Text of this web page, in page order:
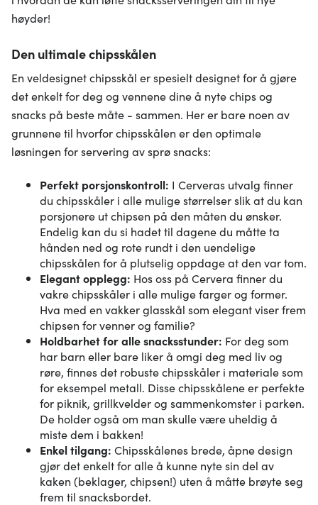
høyder!
Den ultimale chipsskålen
En veldesignet chipsskål er spesielt designet for å gjøre
det enkelt for deg og vennene dine å nyte chips og
snacks på beste måte - sammen. Her er bare noen av
grunnene til hvorfor chipsskålen er den optimale
løsningen for servering av sprø snacks:
Perfekt porsjonskontroll: I Cerveras utvalg finner
du chipsskåler i alle mulige størrelser slik at du kan
porsjonere ut chipsen på den måten du ønsker.
Endelig kan du si hadet til dagene du måtte ta
hånden ned og rote rundt i den uendelige
chipsskålen for å plutselig oppdage at den var tom.
Elegant opplegg: Hos oss på Cervera finner du
vakre chipsskåler i alle mulige farger og former.
Hva med en vakker glasskål som elegant viser frem
chipsen for venner og familie?
Holdbarhet for alle snacksstunder: For deg som
har barn eller bare liker å omgi deg med liv og
røre, finnes det robuste chipsskåler i materiale som
for eksempel metall. Disse chipsskålene er perfekte
for piknik, grillkvelder og sammenkomster i parken.
De holder også om man skulle være uheldig å
miste dem i bakken!
Enkel tilgang: Chipsskålenes brede, åpne design
gjør det enkelt for alle å kunne nyte sin del av
kaken (beklager, chipsen!) uten å måtte brøyte seg
frem til snacksbordet.